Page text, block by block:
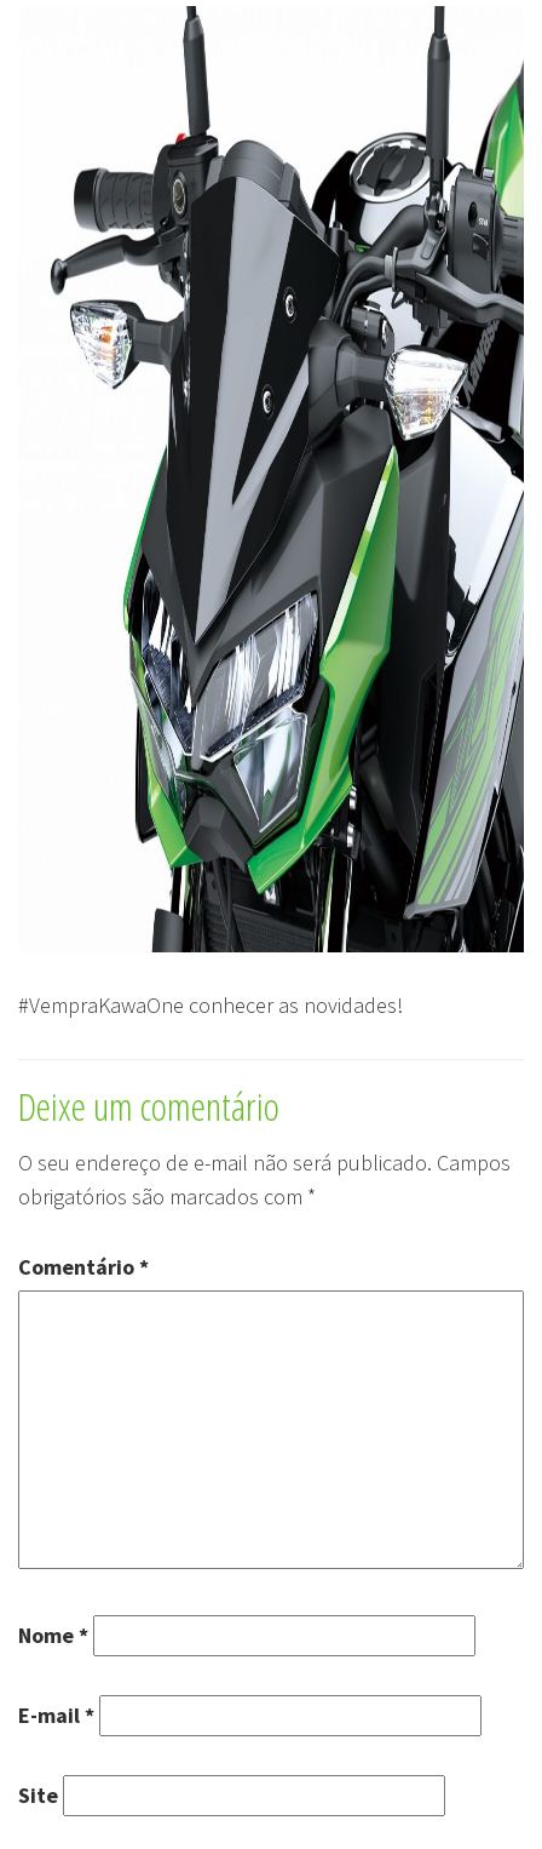
#VempraKawaOne conhecer as novidades!
Deixe um comentário
O seu endereço de e-mail não será publicado. Campos
obrigatórios são marcados com *
Comentário*
Nome*
E-mail*
Site